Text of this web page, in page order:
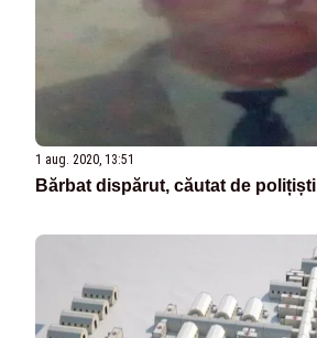
1 aug. 2020, 13:51
Bărbat dispărut, căutat de polițiști